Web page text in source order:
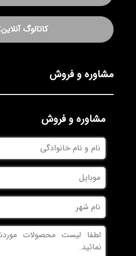
کاتالوگ آنلاین2
مشاوره و فروش
مشاوره و فروش
نام
و
نام
خانوادگی
موبایل
نام
شهر
بدون
عنوان